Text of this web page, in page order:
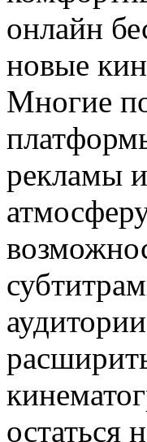
онлайн
новые
Многие
рекламы
остаться